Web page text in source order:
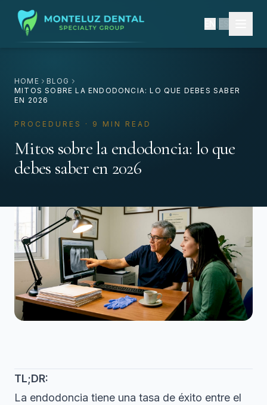
HOME
BLOG
MITOS SOBRE LA ENDODONCIA: LO QUE DEBES SABER
EN 2026
PROCEDURES · 9 MIN READ
Mitos sobre la endodoncia: lo que
debes saber en 2026
TL;DR:
La endodoncia tiene una tasa de éxito entre el